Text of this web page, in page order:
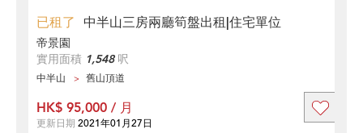
已租了 中半山三房兩廳筍盤出租|住宅單位
帝景園
實用面積 1,548呎
中半山 舊山頂道
HK$ 95,000 / 月
更新日期 2021年01月27日